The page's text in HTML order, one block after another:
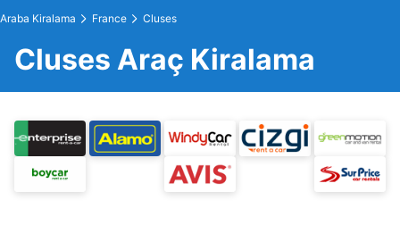
Araba Kiralama France Cluses
Cluses Araç Kiralama